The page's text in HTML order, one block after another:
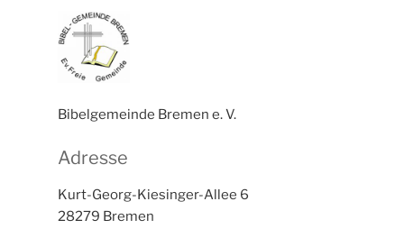
Bibelgemeinde Bremen e. V.
Adresse
Kurt-Georg-Kiesinger-Allee 6
28279 Bremen